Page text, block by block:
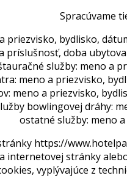
Spracúvame
priezvisko, bydlisko,
príslušnosť, doba
služby: meno a
meno a priezvisko,
meno a priezvisko,
bowlingovej dráhy:
ostatné služby: meno
https://
internetovej stránky
vyplývajúce z